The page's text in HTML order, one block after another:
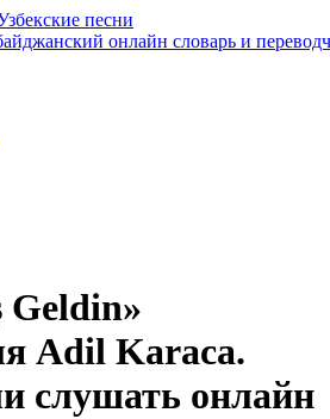
песни
Geldin»
Adil Karaca.
слушать онлайн